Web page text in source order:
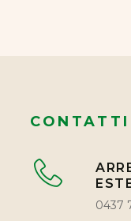
CONTATTI
0437